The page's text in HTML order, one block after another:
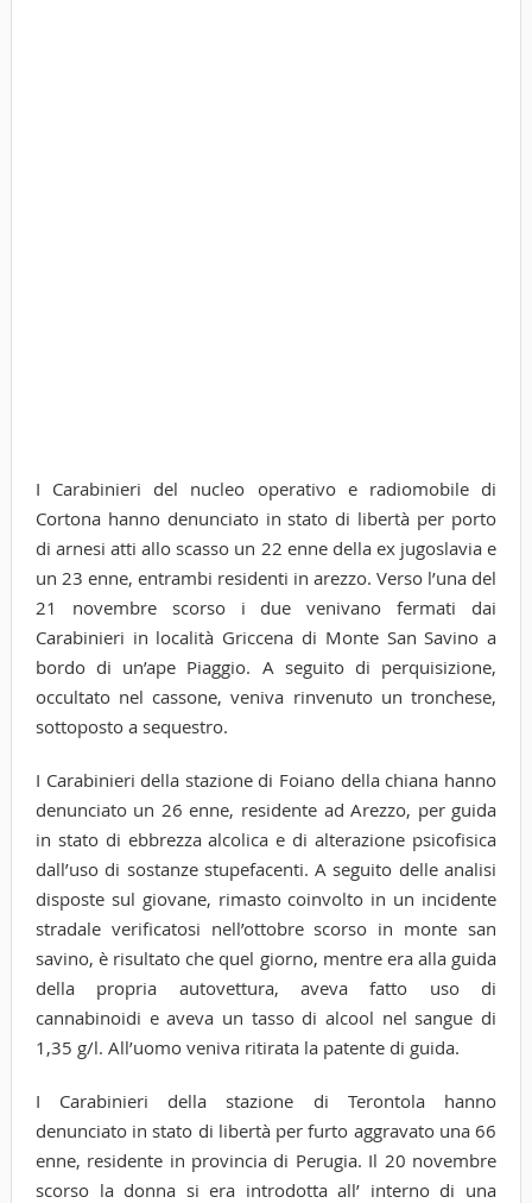
I Carabinieri del nucleo operativo e radiomobile di
Cortona hanno denunciato in stato di libertà per porto
di arnesi atti allo scasso un 22 enne della ex jugoslavia e
un 23 enne, entrambi residenti in arezzo. Verso l’una del
21 novembre scorso i due venivano fermati dai
Carabinieri in località Griccena di Monte San Savino a
bordo di un’ape Piaggio. A seguito di perquisizione,
occultato nel cassone, veniva rinvenuto un tronchese,
sottoposto a sequestro.
I Carabinieri della stazione di Foiano della chiana hanno
denunciato un 26 enne, residente ad Arezzo, per guida
in stato di ebbrezza alcolica e di alterazione psicofisica
dall’uso di sostanze stupefacenti. A seguito delle analisi
disposte sul giovane, rimasto coinvolto in un incidente
stradale verificatosi nell’ottobre scorso in monte san
savino, è risultato che quel giorno, mentre era alla guida
della propria autovettura, aveva fatto uso di
cannabinoidi e aveva un tasso di alcool nel sangue di
1,35 g/l. All’uomo veniva ritirata la patente di guida.
I Carabinieri della stazione di Terontola hanno
denunciato in stato di libertà per furto aggravato una 66
enne, residente in provincia di Perugia. Il 20 novembre
scorso la donna si era introdotta all’ interno di una